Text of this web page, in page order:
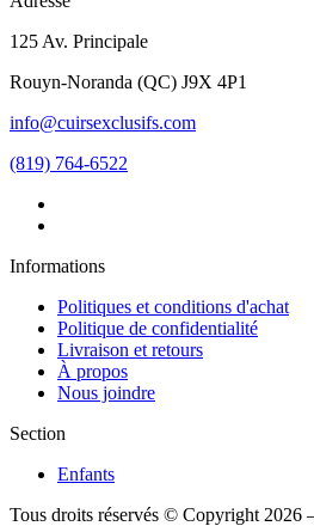
125 Av. Principale
Rouyn-Noranda (QC) J9X 4P1
info@cuirsexclusifs.com
(819) 764-6522
Informations
Politiques et conditions d'achat
Politique de confidentialité
Livraison et retours
À propos
Nous joindre
Section
Enfants
Tous droits réservés © Copyright 2026